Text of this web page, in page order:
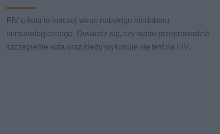
FIV u kota to inaczej wirus nabytego niedoboru
immunologicznego. Dowiedz się, czy warto przeprowadzić
szczepienie kota oraz kiedy wykonuje się test na FIV.